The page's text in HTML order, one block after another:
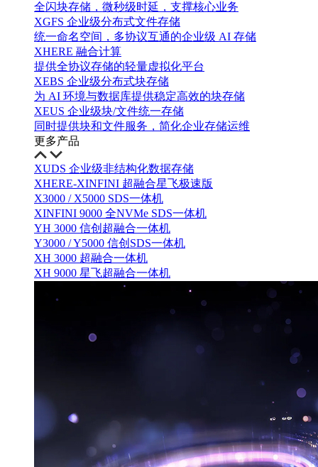
全闪块存储，微秒级时延，支撑核心业务
XGFS 企业级分布式文件存储
统一命名空间，多协议互通的企业级 AI 存储
XHERE 融合计算
提供全协议存储的轻量虚拟化平台
XEBS 企业级分布式块存储
为 AI 环境与数据库提供稳定高效的块存储
XEUS 企业级块/文件统一存储
同时提供块和文件服务，简化企业存储运维
更多产品
XUDS 企业级非结构化数据存储
XHERE-XINFINI 超融合星飞极速版
X3000 / X5000 SDS一体机
XINFINI 9000 全NVMe SDS一体机
YH 3000 信创超融合一体机
Y3000 / Y5000 信创SDS一体机
XH 3000 超融合一体机
XH 9000 星飞超融合一体机